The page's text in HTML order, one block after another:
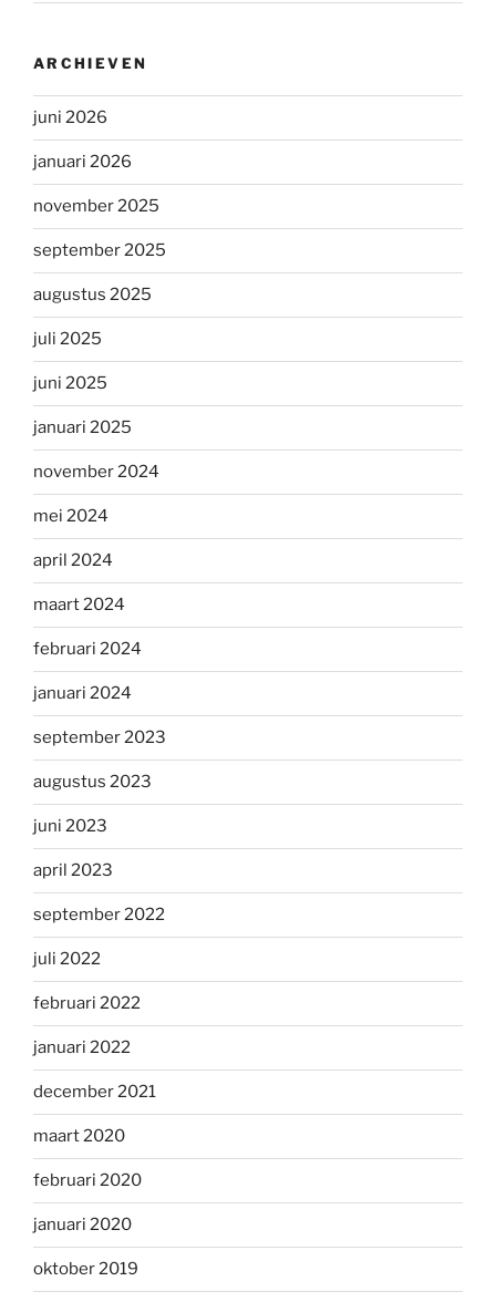
ARCHIEVEN
juni 2026
januari 2026
november 2025
september 2025
augustus 2025
juli 2025
juni 2025
januari 2025
november 2024
mei 2024
april 2024
maart 2024
februari 2024
januari 2024
september 2023
augustus 2023
juni 2023
april 2023
september 2022
juli 2022
februari 2022
januari 2022
december 2021
maart 2020
februari 2020
januari 2020
oktober 2019